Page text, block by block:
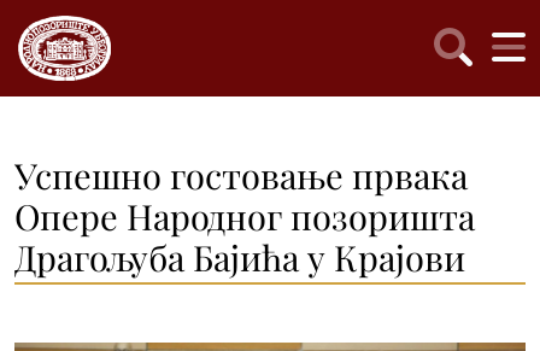
Успешно гостовање првака
Опере Народног позоришта
Драгољуба Бајића у Крајови